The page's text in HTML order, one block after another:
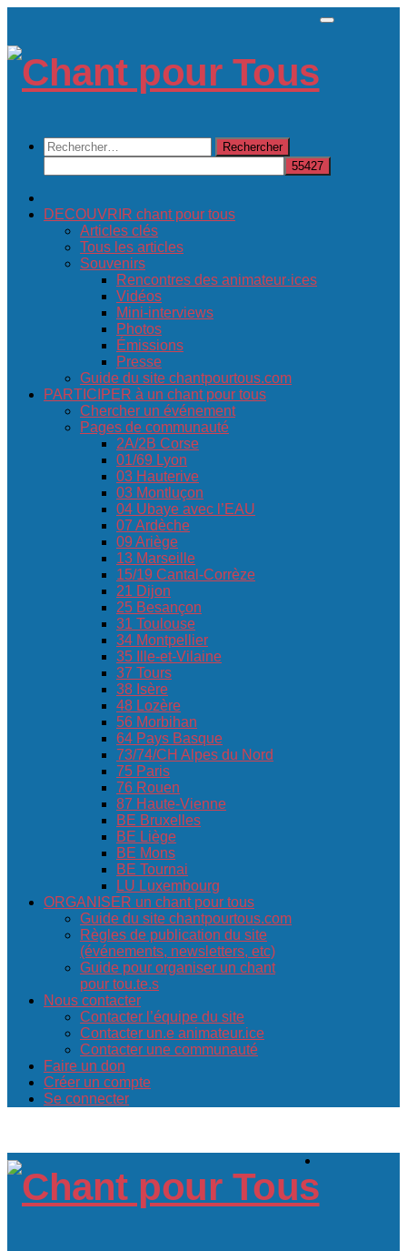
content
Rechercher :
DECOUVRIR chant pour tous
Articles clés
Tous les articles
Souvenirs
Rencontres des animateur·ices
Vidéos
Mini-interviews
Photos
Émissions
Presse
Guide du site chantpourtous.com
PARTICIPER à un chant pour tous
Chercher un événement
Pages de communauté
2A/2B Corse
01/69 Lyon
03 Hauterive
03 Montluçon
04 Ubaye avec l’EAU
07 Ardèche
09 Ariège
13 Marseille
15/19 Cantal-Corrèze
21 Dijon
25 Besançon
31 Toulouse
34 Montpellier
35 Ille-et-Vilaine
37 Tours
38 Isère
48 Lozère
56 Morbihan
64 Pays Basque
73/74/CH Alpes du Nord
75 Paris
76 Rouen
87 Haute-Vienne
BE Bruxelles
BE Liège
BE Mons
BE Tournai
LU Luxembourg
ORGANISER un chant pour tous
Guide du site chantpourtous.com
Règles de publication du site
(événements, newsletters, etc)
Guide pour organiser un chant
pour tou.te.s
Nous contacter
Contacter l’équipe du site
Contacter un.e animateur.ice
Contacter une communauté
Faire un don
Créer un compte
Se connecter